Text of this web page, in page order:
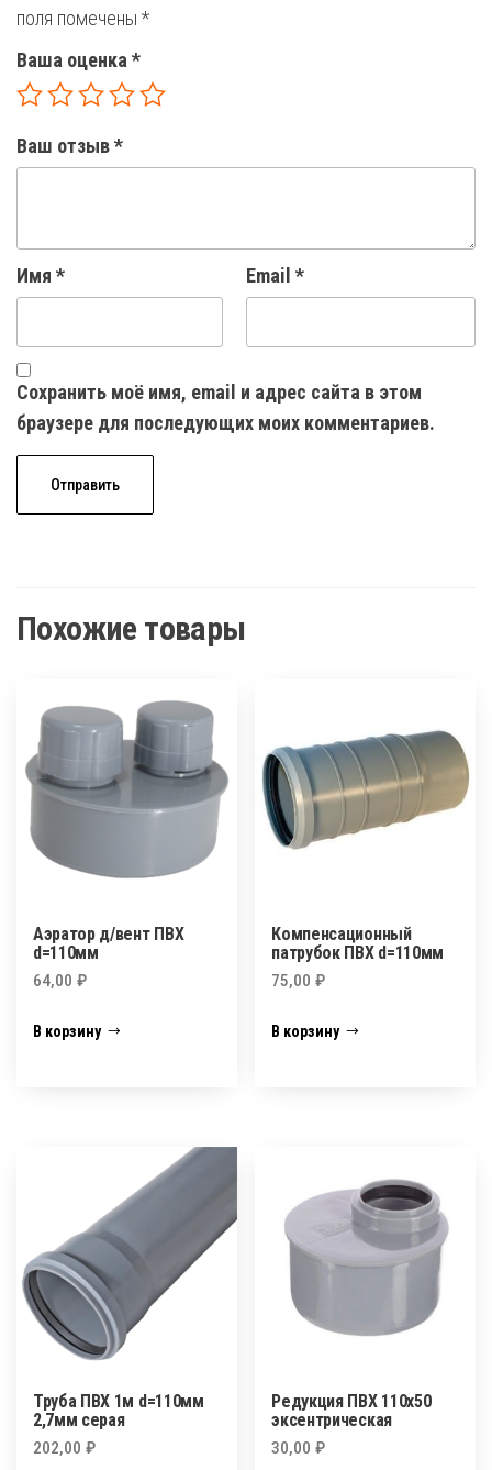
поля помечены *
Ваша оценка *
Ваш отзыв*
Имя * Email *
Сохранить моё имя, email и адрес сайта в этом
браузере для последующих моих комментариев.
Похожие товары
Аэратор д/вент ПВХ
d=110мм
64,00 ₽
В корзину
Компенсационный
патрубок ПВХ d=110мм
75,00₽
В корзину
Труба ПВХ 1м d=110мм
2,7мм серая
202,00 ₽
Редукция ПВХ 110х50
эксентрическая
30,00₽